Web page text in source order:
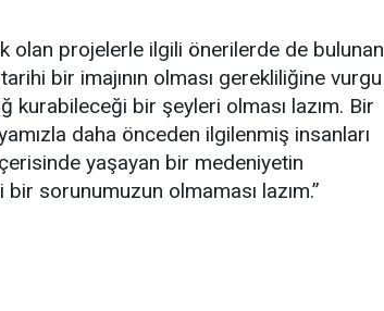
olan projelerle ilgili önerilerde de bulunan
bir imajının olması gerekliliğine vurgu
kurabileceği bir şeyleri olması lazım. Bir
daha önceden ilgilenmiş insanları
yaşayan bir medeniyetin
sorunumuzun olmaması lazım.”